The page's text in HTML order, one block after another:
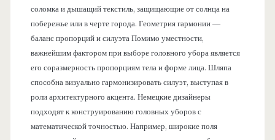
соломка и дышащий текстиль, защищающие от солнца на
побережье или в черте города. Геометрия гармонии —
баланс пропорций и силуэта Помимо уместности,
важнейшим фактором при выборе головного убора является
его соразмерность пропорциям тела и форме лица. Шляпа
способна визуально гармонизировать силуэт, выступая в
роли архитектурного акцента. Немецкие дизайнеры
подходят к конструированию головных уборов с
математической точностью. Например, широкие поля